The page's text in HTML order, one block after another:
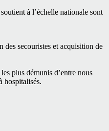
à l’échelle nationale sont
des secouristes et acquisition de
plus démunis d’entre nous
hospitalisés.